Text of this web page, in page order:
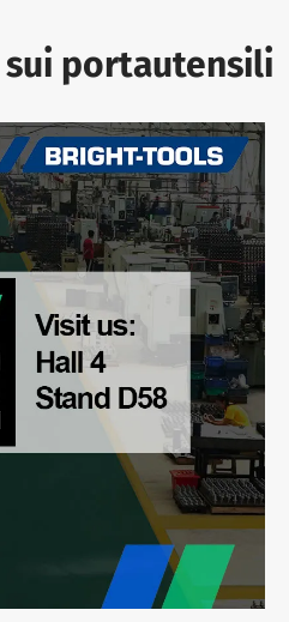
portautensili